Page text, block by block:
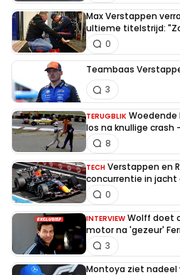
Max Verstappen
ultieme titelstrijd:
0
Teambaas
3
TERUGBLIK
los na knullige crash
8
TECH Verstappen en
concurrentie in jacht
0
INTERVIEW Wolff doet
motor na 'gezeur'
3
Montoya ziet nadeel